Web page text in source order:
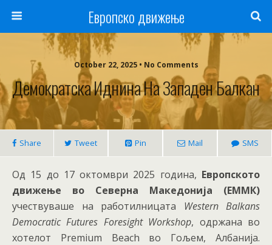
Европско движење
October 22, 2025 • No Comments
Демократска Иднина На Западен Балкан
Share Tweet Pin Mail SMS
Од 15 до 17 октомври 2025 година, Европското
движење во Северна Македонија (ЕММК)
учествуваше на работилницата Western Balkans
Democratic Futures Foresight Workshop, одржана во
хотелот Premium Beach во Гољем, Албанија.